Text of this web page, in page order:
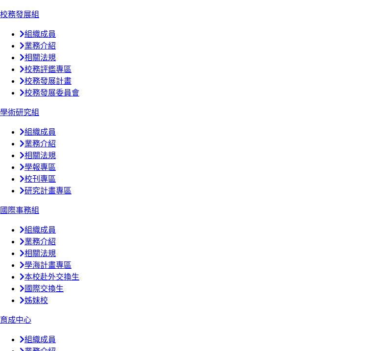
校務發展組
組織成員
業務介紹
相關法規
校務評鑑專區
校務發展計畫
校務發展委員會
學術研究組
組織成員
業務介紹
相關法規
學報專區
校刊專區
研究計畫專區
國際事務組
組織成員
業務介紹
相關法規
學海計畫專區
本校赴外交換生
國際交換生
姊妹校
育成中心
組織成員